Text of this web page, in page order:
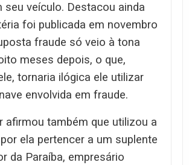
seu veículo. Destacou ainda
foi publicada em novembro
fraude só veio à tona
meses depois, o que,
tornaria ilógica ele utilizar
envolvida em fraude.
afirmou também que utilizou a
ela pertencer a um suplente
da Paraíba, empresário